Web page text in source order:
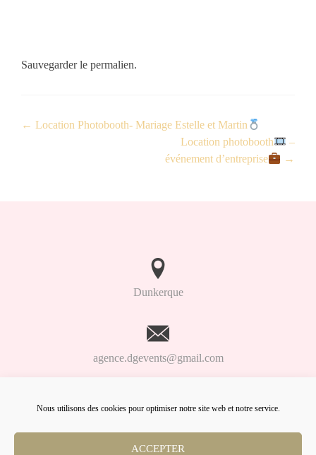
Nous utilisons des cookies pour optimiser notre site web et notre service.
ACCEPTER
Sauvegarder le permalien.
← Location Photobooth- Mariage Estelle et Martin
Location photobooth
–
événement d’entreprise
→
Dunkerque
agence.dgevents@gmail.com